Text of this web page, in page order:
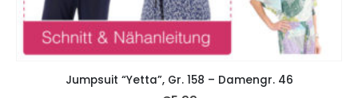
Jumpsuit “Yetta”, Gr. 158 – Damengr. 46